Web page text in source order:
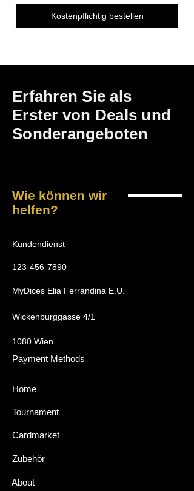
Kostenpflichtig bestellen
Erfahren Sie als
Erster von Deals und
Sonderangeboten
Wie können wir
helfen?
Kundendienst
123-456-7890
MyDices Elia Ferrandina E.U.
Wickenburggasse 4/1
1080 Wien
Payment Methods
Home
Tournament
Cardmarket
Zubehör
About